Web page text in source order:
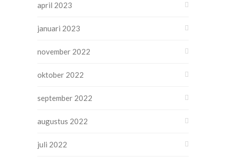
april 2023
januari 2023
november 2022
oktober 2022
september 2022
augustus 2022
juli 2022